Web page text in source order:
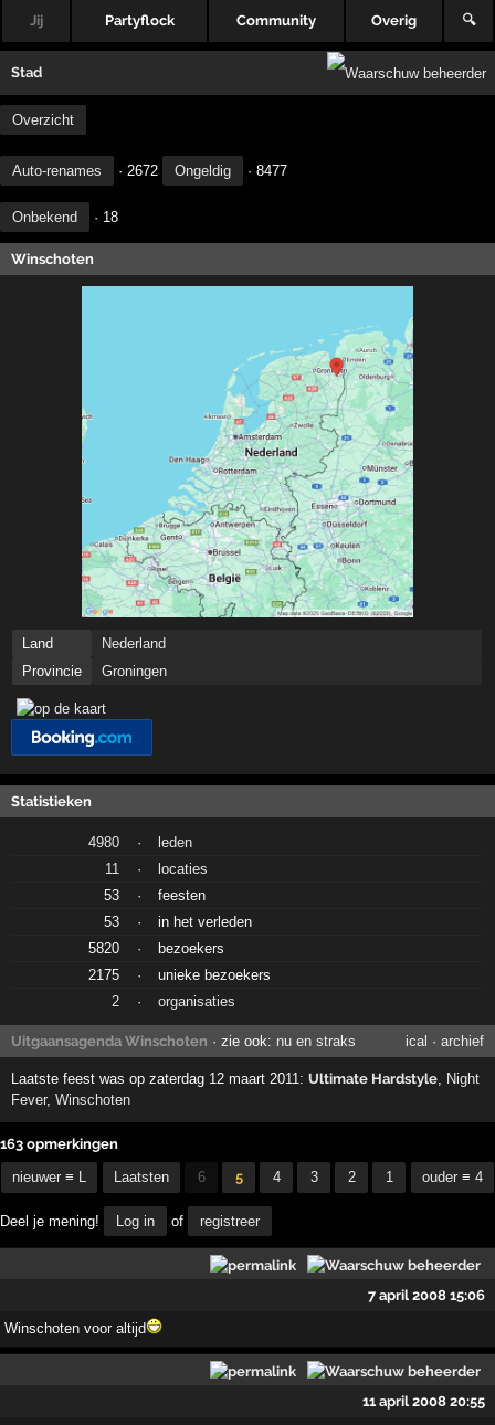
Jij Partyflock Community Overig 🔍
Stad
Overzicht
Auto-renames · 2672 Ongeldig · 8477
Onbekend · 18
Winschoten
Land
Nederland
Provincie
Groningen
Statistieken
4980 ·
leden
11
·
locaties
53
·
feesten
53
·
in het verleden
5820
·
bezoekers
2175
·
unieke bezoekers
2
· organisaties
Uitgaansagenda Winschoten · zie ook: nu en straks ical · archief
Laatste feest was op zaterdag 12 maart 2011:Ultimate Hardstyle, Night
Fever,Winschoten
163 opmerkingen
nieuwer ≡ L Laatsten 6 5 4 3 2 1 ouder ≡ 4
Deel je mening! Log in of registreer
7 april 2008 15:06
Winschoten voor altijd
11 april 2008 20:55